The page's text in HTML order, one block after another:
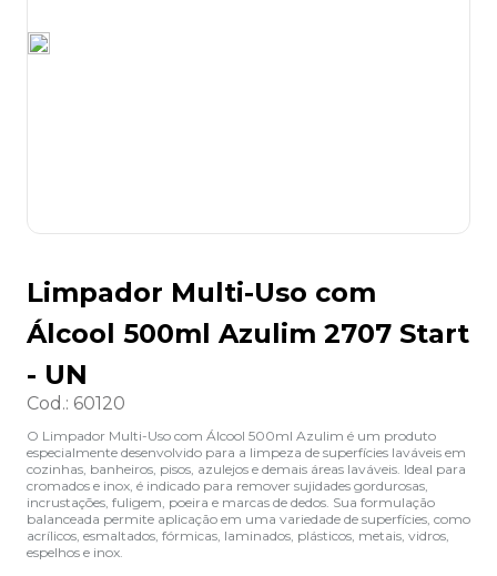
Limpador Multi-Uso com
Álcool 500ml Azulim 2707 Start
- UN
Cod.: 60120
O Limpador Multi-Uso com Álcool 500ml Azulim é um produto
especialmente desenvolvido para a limpeza de superfícies laváveis em
cozinhas, banheiros, pisos, azulejos e demais áreas laváveis. Ideal para
cromados e inox, é indicado para remover sujidades gordurosas,
incrustações, fuligem, poeira e marcas de dedos. Sua formulação
balanceada permite aplicação em uma variedade de superfícies, como
acrílicos, esmaltados, fórmicas, laminados, plásticos, metais, vidros,
espelhos e inox.
8